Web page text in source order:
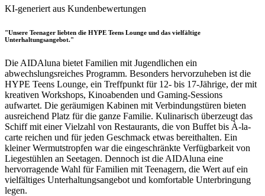
KI-generiert aus Kundenbewertungen
"Unsere Teenager liebten die HYPE Teens Lounge und das vielfältige
Unterhaltungsangebot."
Die AIDAluna bietet Familien mit Jugendlichen ein
abwechslungsreiches Programm. Besonders hervorzuheben ist die
HYPE Teens Lounge, ein Treffpunkt für 12- bis 17-Jährige, der mit
kreativen Workshops, Kinoabenden und Gaming-Sessions
aufwartet. Die geräumigen Kabinen mit Verbindungstüren bieten
ausreichend Platz für die ganze Familie. Kulinarisch überzeugt das
Schiff mit einer Vielzahl von Restaurants, die von Buffet bis À-la-
carte reichen und für jeden Geschmack etwas bereithalten. Ein
kleiner Wermutstropfen war die eingeschränkte Verfügbarkeit von
Liegestühlen an Seetagen. Dennoch ist die AIDAluna eine
hervorragende Wahl für Familien mit Teenagern, die Wert auf ein
vielfältiges Unterhaltungsangebot und komfortable Unterbringung
legen.